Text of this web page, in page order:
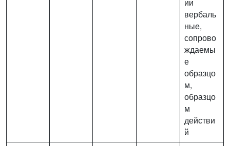
вербаль
ные,
сопрово
ждаемы
е
образцо
м,
образцо
м
действи
й